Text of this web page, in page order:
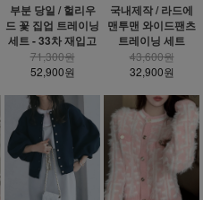
부분 당일 / 헐리우
드 꽃 집업 트레이닝
세트 - 33차 재입고
71,300원
52,900원
국내제작 / 라드에
맨투맨 와이드팬츠
트레이닝 세트
43,600원
32,900원